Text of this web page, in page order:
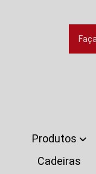
Produtos
Cadeiras